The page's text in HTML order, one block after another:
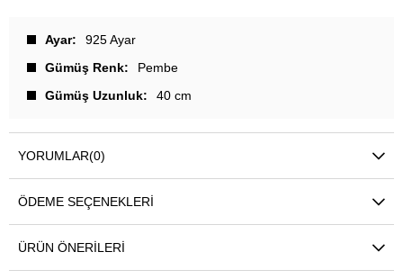
Ayar
925 Ayar
Gümüş Renk
Pembe
Gümüş Uzunluk
40 cm
YORUMLAR(0)
ÖDEME SEÇENEKLERI
ÜRÜN ÖNERILERI